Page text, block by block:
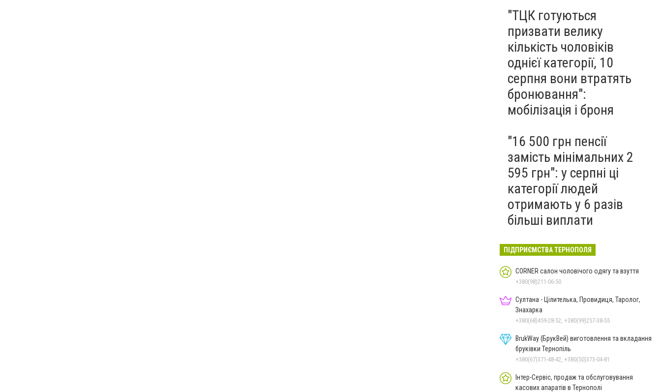
"ТЦК готуються
призвати велику
кількість чоловіків
однієї категорії, 10
серпня вони втратять
бронювання":
мобілізація і броня
"16 500 грн пенсії
замість мінімальних 2
595 грн": у серпні ці
категорії людей
отримають у 6 разів
більші виплати
ПІДПРИЄМСТВА ТЕРНОПОЛЯ
CORNER салон чоловічого одягу та взуття
+380(98)211-06-50
Султана - Цілителька, Провидиця, Таролог,
Знахарка
+380(68)459-28-52, +380(99)257-38-55
BrukWay (БрукВей) виготовлення та вкладання
бруківки Тернопіль
+380(67)371-48-42, +380(50)373-04-81
Інтер-Сервіс, продаж та обслуговування
касових апаратів в Тернополі